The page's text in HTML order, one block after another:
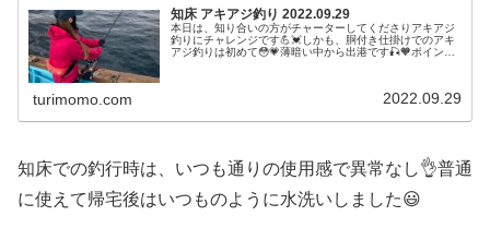
知床 アキアジ釣り 2022.09.29
本日は、知り合いの方がチャーターしてくださりアキアジ
釣りにチャレンジです💪💓しかも、胴付き仕掛けでのアキ
アジ釣りは初めて😳💗薄暗い中から出港です🎣🧡ポイント
turimomo.com 2022.09.29
知床での釣行時は、いつも通りの使用感で異常なし👌普通
に使えて帰宅後はいつものように水洗いしました😃